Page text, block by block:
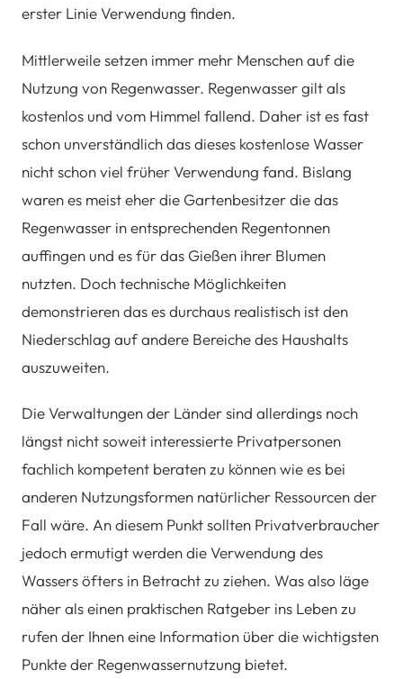
erster Linie Verwendung finden.
Mittlerweile setzen immer mehr Menschen auf die
Nutzung von Regenwasser. Regenwasser gilt als
kostenlos und vom Himmel fallend. Daher ist es fast
schon unverständlich das dieses kostenlose Wasser
nicht schon viel früher Verwendung fand. Bislang
waren es meist eher die Gartenbesitzer die das
Regenwasser in entsprechenden Regentonnen
auffingen und es für das Gießen ihrer Blumen
nutzten. Doch technische Möglichkeiten
demonstrieren das es durchaus realistisch ist den
Niederschlag auf andere Bereiche des Haushalts
auszuweiten.
Die Verwaltungen der Länder sind allerdings noch
längst nicht soweit interessierte Privatpersonen
fachlich kompetent beraten zu können wie es bei
anderen Nutzungsformen natürlicher Ressourcen der
Fall wäre. An diesem Punkt sollten Privatverbraucher
jedoch ermutigt werden die Verwendung des
Wassers öfters in Betracht zu ziehen. Was also läge
näher als einen praktischen Ratgeber ins Leben zu
rufen der Ihnen eine Information über die wichtigsten
Punkte der Regenwassernutzung bietet.